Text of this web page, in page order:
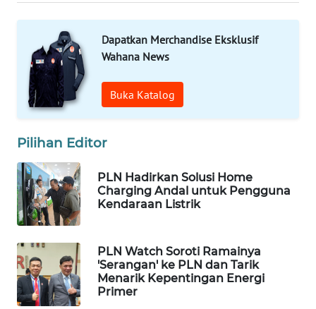
Dapatkan Merchandise Eksklusif
Wahana News
Buka Katalog
Pilihan Editor
PLN Hadirkan Solusi Home
Charging Andal untuk Pengguna
Kendaraan Listrik
PLN Watch Soroti Ramainya
'Serangan' ke PLN dan Tarik
Menarik Kepentingan Energi
Primer
WN
SIMALUNGUN
WN
WN
TAPANULI
TENGAH
SERDANG
WN
TEBING